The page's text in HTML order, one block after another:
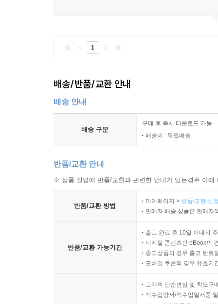
1
배송/반품/교환 안내
배송 안내
배송 구분
구매 후 즉시 다운로드 가능
배송비 : 무료배송
반품/교환 안내
※ 상품 설명에 반품/교환과 관련한 안내가 있는경우 아
반품/교환 방법
마이페이지 > 반품/교환 신
판매자 배송 상품은 판매자
반품/교환 가능기간
출고 완료 후 10일 이내의
디지털 콘텐츠인 eBook의
중고상품의 경우 출고 완료
모바일 쿠폰의 경우 유효기
고객의 단순변심 및 착오구
직수입양서/직수입일서중